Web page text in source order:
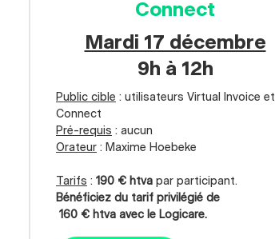
Connect
Mardi 17 décembre
9h à 12h
Public cible : utilisateurs Virtual Invoice et
Connect
Pré-requis : aucun
Orateur : Maxime Hoebeke
Tarifs : 190 € htva par participant.
Bénéficiez du tarif privilégié de
160 € htva avec le Logicare.